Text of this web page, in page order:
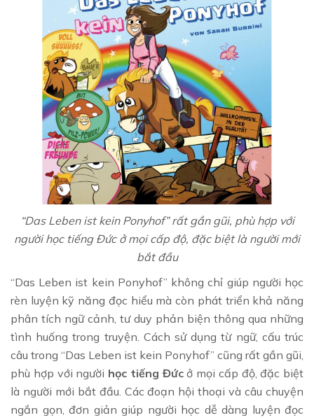
“Das Leben ist kein Ponyhof” rất gần gũi, phù hợp với
người học tiếng Đức ở mọi cấp độ, đặc biệt là người mới
bắt đầu
“Das Leben ist kein Ponyhof” không chỉ giúp người học
rèn luyện kỹ năng đọc hiểu mà còn phát triển khả năng
phân tích ngữ cảnh, tư duy phản biện thông qua những
tình huống trong truyện. Cách sử dụng từ ngữ, cấu trúc
câu trong “Das Leben ist kein Ponyhof” cũng rất gần gũi,
phù hợp với người học tiếng Đứcở mọi cấp độ, đặc biệt
là người mới bắt đầu. Các đoạn hội thoại và câu chuyện
ngắn gọn, đơn giản giúp người học dễ dàng luyện đọc